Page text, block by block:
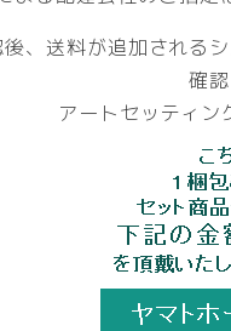
、送料が追加される
確
アートセッティン